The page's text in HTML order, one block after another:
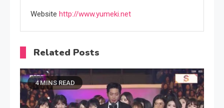
Website http://www.yumeki.net
Related Posts
4 MINS READ